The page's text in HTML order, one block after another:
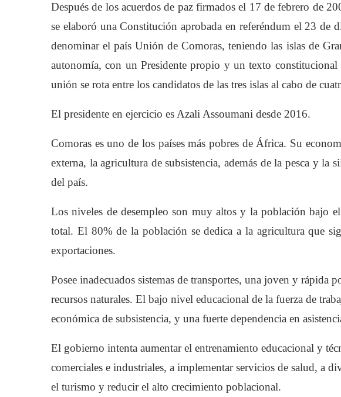
Después de los acuerdos de paz firmados el 17 de febrero de
se elaboró una Constitución aprobada en referéndum el 23 de
denominar el país Unión de Comoras, teniendo las islas de
autonomía, con un Presidente propio y un texto
unión se rota entre los candidatos de las tres islas al cabo de
El presidente en ejercicio es Azali Assoumani desde 2016.
Comoras es uno de los países más pobres de África. Su
externa, la agricultura de subsistencia, además de la pesca y la
del país.
Los niveles de desempleo son muy altos y la población bajo
total. El 80% de la población se dedica a la agricultura que
exportaciones.
Posee inadecuados sistemas de transportes, una joven y rápida
recursos naturales. El bajo nivel educacional de la fuerza de
económica de subsistencia, y una fuerte dependencia en
El gobierno intenta aumentar el entrenamiento educacional y
comerciales e industriales, a implementar servicios de salud, a
el turismo y reducir el alto crecimiento poblacional.